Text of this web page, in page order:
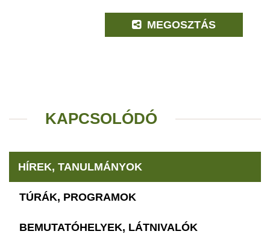
MEGOSZTÁS
KAPCSOLÓDÓ
HÍREK, TANULMÁNYOK
TÚRÁK, PROGRAMOK
BEMUTATÓHELYEK, LÁTNIVALÓK